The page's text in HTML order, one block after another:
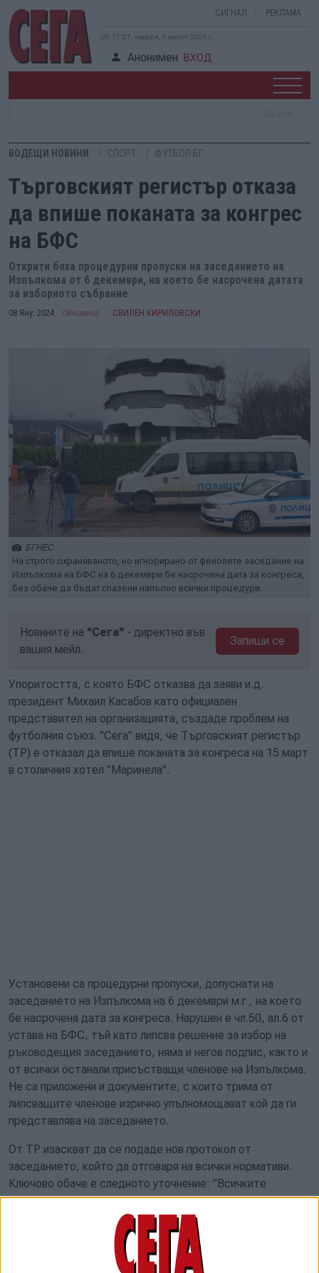
СИГНАЛ РЕКЛАМА
05:17:28, неделя, 9 август 2026 г.
Анонимен ВХОД
ВОДЕЩИ НОВИНИ СПОРТ ФУТБОЛ БГ
Търговският регистър отказа
да впише поканата за конгрес
на БФС
Открити бяха процедурни пропуски на заседанието на
Изпълкома от 6 декември, на което бе насрочена датата
за изборното събрание
08 Яну. 2024 Обновена СВИЛЕН КИРИЛОВСКИ
БГНЕС
На строго охраняваното, но игнорирано от феновете заседание на
Изпълкома на БФС на 6 декември бе насрочена дата за конгреса,
без обаче да бъдат спазени напълно всички процедури.
Новините на "Сега" - директно във
вашия мейл.
Запиши се
Упоритостта, с която БФС отказва да заяви и.д.
президент Михаил Касабов като официален
представител на организацията, създаде проблем на
футболния съюз. "Сега" видя, че Търговският регистър
(ТР) е отказал да впише поканата за конгреса на 15 март
в столичния хотел "Маринела".
Установени са процедурни пропуски, допуснати на
заседанието на Изпълкома на 6 декември м.г., на което
бе насрочена дата за конгреса. Нарушен е чл.50, ал.6 от
устава на БФС, тъй като липсва решение за избор на
ръководещия заседанието, няма и негов подпис, както и
от всички останали присъстващи членове на Изпълкома.
Не са приложени и документите, с които трима от
липсващите членове изрично упълномощават кой да ги
представлява на заседанието.
От ТР изаскват да се подаде нов протокол от
заседанието, който да отговаря на всички нормативи.
Ключово обаче е следното уточнение: "Всичките
документи следва да са подписани от съответните
легитимно избран представляващ по закон и лицата
съгласно устава, обявен по електронната партида на